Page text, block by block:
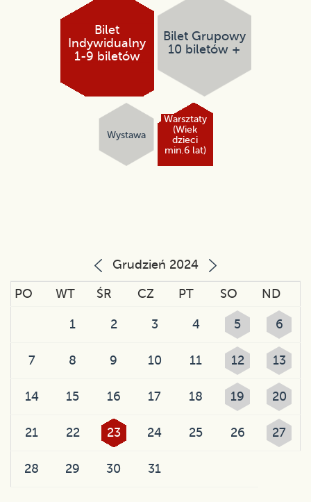
Bilet
Indywidualny
1-9 biletów
Bilet Grupowy
10 biletów +
Wystawa
Warsztaty
(Wiek
dzieci
min.6 lat)
Grudzień 2024
PO WT ŚR CZ PT SO ND
1 2 3 4 5 6
7 8 9 10 11 12 13
14 15 16 17 18 19 20
21 22 23 24 25 26 27
28 29 30 31